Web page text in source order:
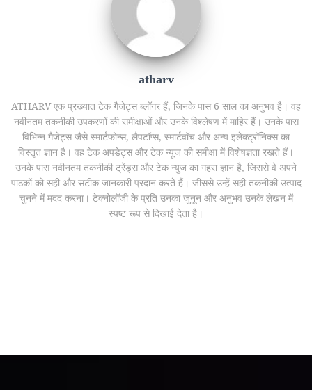
atharv
ATHARV एक प्रख्यात टेक गैजेट्स ब्लॉगर हैं, जिनके पास 6 साल का अनुभव है। वह
नवीनतम तकनीकी उपकरणों की समीक्षाओं और उनके विश्लेषण में माहिर हैं। उनके पास
विभिन्न गैजेट्स जैसे स्मार्टफोन्स, लैपटॉप्स, स्मार्टवॉच और अन्य इलेक्ट्रॉनिक्स का
विस्तृत ज्ञान है। वह टेक अपडेट्स और टेक न्यूज की समीक्षा में विशेषज्ञता रखते हैं।
उनके पास नवीनतम तकनीकी ट्रेंड्स और टेक न्युज का गहरा ज्ञान है, जिससे वे अपने
पाठकों को सही और सटीक जानकारी प्रदान करते हैं। जीससे उन्हें सही तकनीकी उत्पाद
चुनने में मदद करना। टेक्नोलॉजी के प्रति उनका जुनून और अनुभव उनके लेखन में
स्पष्ट रूप से दिखाई देता है।